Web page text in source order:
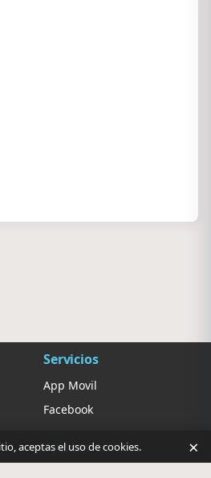
Servicios
App Movil
Facebook
Ajustes
aceptas el uso de cookies. ×